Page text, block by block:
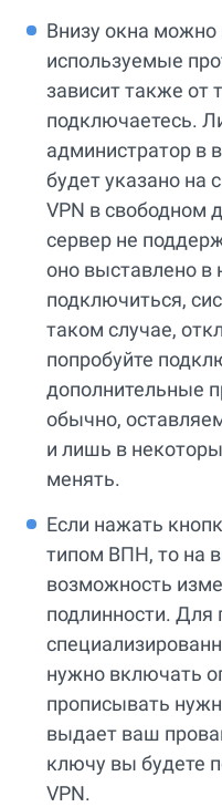
Внизу окна
используемые
зависит также от
подключаетесь.
администратор в
будет указано на
VPN в свободном
сервер не
оно выставлено в
подключиться,
таком случае,
попробуйте
дополнительные
обычно,
и лишь в
менять.
Если нажать
типом ВПН, то на
возможность
подлинности. Для
нужно включать
прописывать
выдает ваш
ключу вы будете
VPN.